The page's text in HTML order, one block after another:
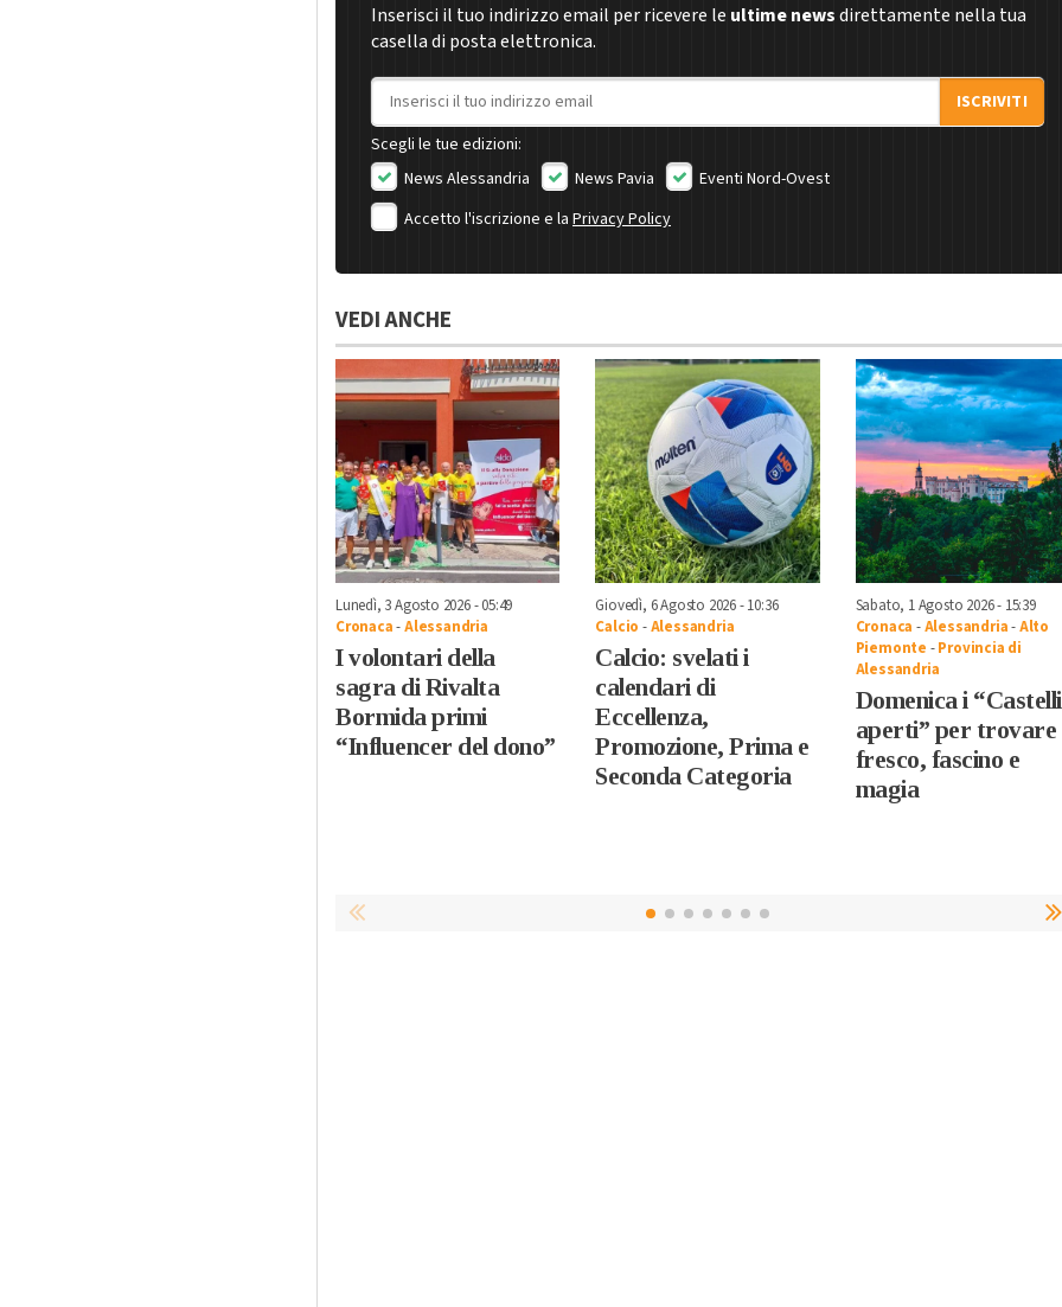
Inserisci il tuo indirizzo email per ricevere le ultime newsdirettamente nella tua
casella di posta elettronica.
Indirizzo email
ISCRIVITI
Scegli le tue edizioni:
News Alessandria
News Pavia
Eventi Nord-Ovest
Accetto l'iscrizione e la Privacy Policy
VEDI ANCHE
Lunedì, 3 Agosto 2026 - 05:49
Cronaca-Alessandria
I volontari della
sagra di Rivalta
Bormida primi
“Influencer del dono”
Giovedì, 6 Agosto 2026 - 10:36
Calcio -Alessandria
Calcio: svelati i
calendari di
Eccellenza,
Promozione, Prima e
Seconda Categoria
Sabato, 1 Agosto 2026 - 15:39
Cronaca -Alessandria-Alto
Piemonte -Provincia di
Alessandria
Domenica i “Castelli
aperti” per trovare
fresco, fascino e
magia